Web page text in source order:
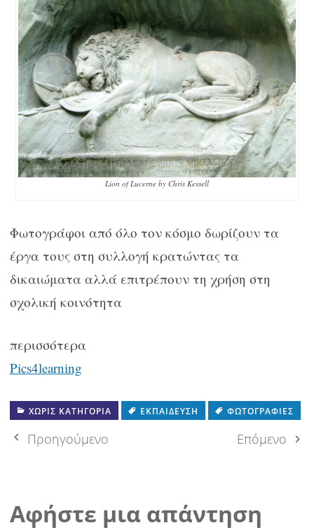
Lion of Lucerne by Chris Kessell
Φωτογράφοι από όλο τον κόσμο δωρίζουν τα
έργα τους στη συλλογή κρατώντας τα
δικαιώματα αλλά επιτρέπουν τη χρήση στη
σχολική κοινότητα
περισσότερα
Pics4learning
ΧΩΡΊΣ ΚΑΤΗΓΟΡΊΑ ΕΚΠΑΊΔΕΥΣΗ ΦΩΤΟΓΡΑΦΊΕΣ
Πλοήγηση
Προηγούμενο Επόμενο
Αφήστε μια απάντηση